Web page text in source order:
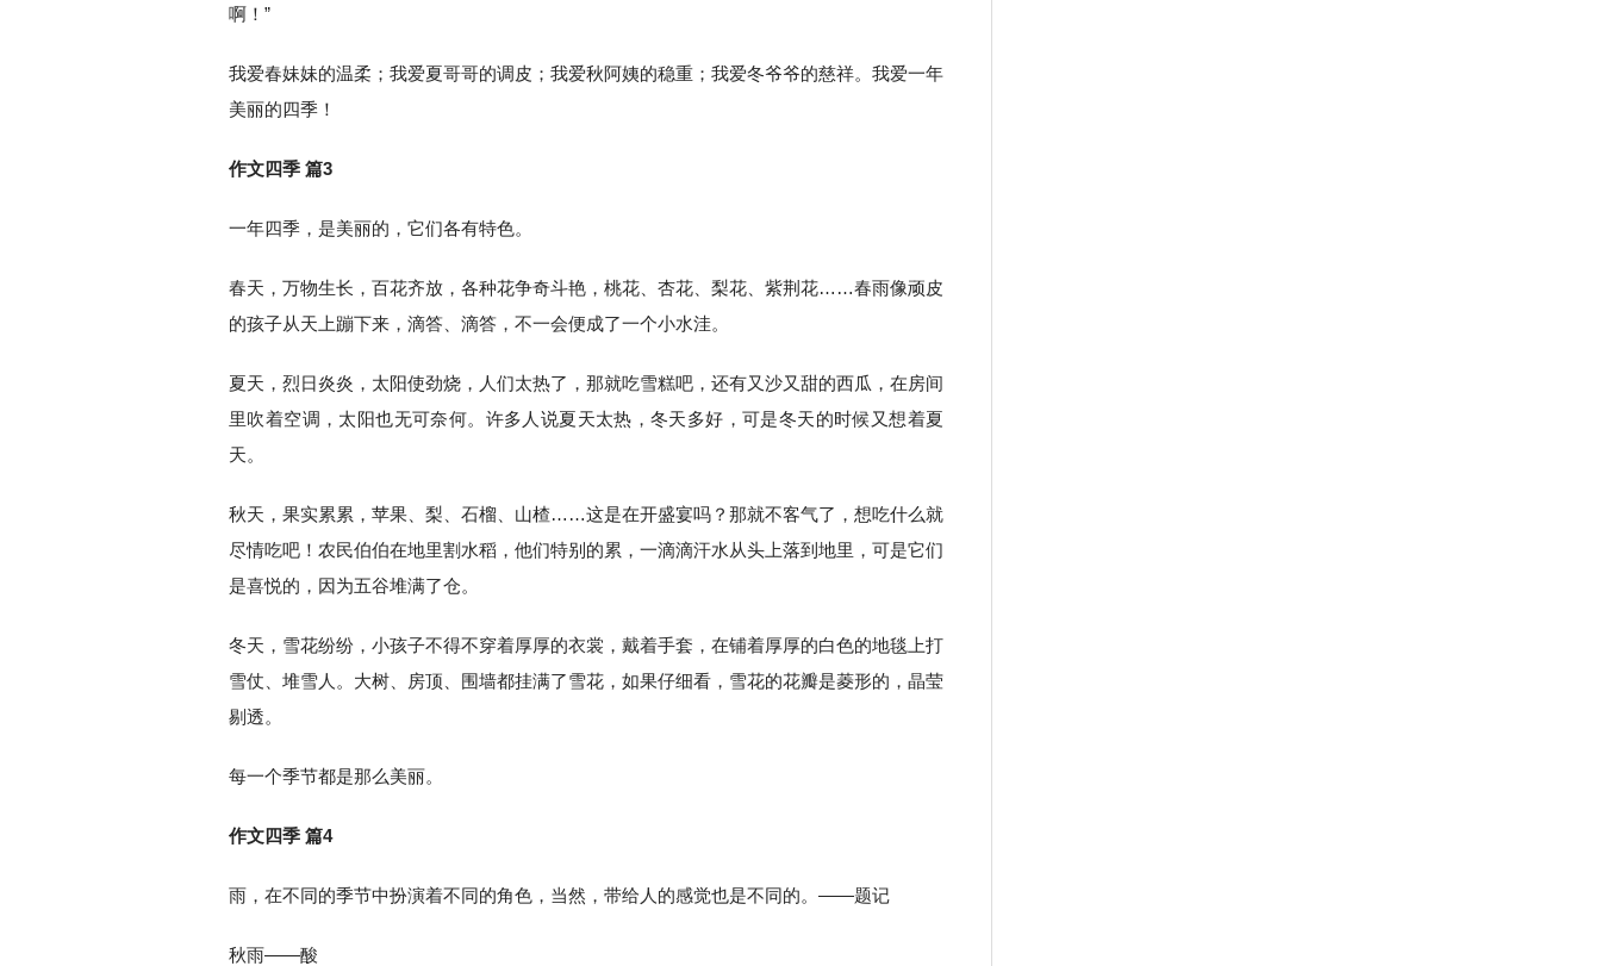
啊！”
我爱春妹妹的温柔；我爱夏哥哥的调皮；我爱秋阿姨的稳重；我爱冬爷爷的慈祥。我爱一年
美丽的四季！
作文四季 篇3
一年四季，是美丽的，它们各有特色。
春天，万物生长，百花齐放，各种花争奇斗艳，桃花、杏花、梨花、紫荆花……春雨像顽皮
的孩子从天上蹦下来，滴答、滴答，不一会便成了一个小水洼。
夏天，烈日炎炎，太阳使劲烧，人们太热了，那就吃雪糕吧，还有又沙又甜的西瓜，在房间
里吹着空调，太阳也无可奈何。许多人说夏天太热，冬天多好，可是冬天的时候又想着夏
天。
秋天，果实累累，苹果、梨、石榴、山楂……这是在开盛宴吗？那就不客气了，想吃什么就
尽情吃吧！农民伯伯在地里割水稻，他们特别的累，一滴滴汗水从头上落到地里，可是它们
是喜悦的，因为五谷堆满了仓。
冬天，雪花纷纷，小孩子不得不穿着厚厚的衣裳，戴着手套，在铺着厚厚的白色的地毯上打
雪仗、堆雪人。大树、房顶、围墙都挂满了雪花，如果仔细看，雪花的花瓣是菱形的，晶莹
剔透。
每一个季节都是那么美丽。
作文四季 篇4
雨，在不同的季节中扮演着不同的角色，当然，带给人的感觉也是不同的。——题记
秋雨——酸